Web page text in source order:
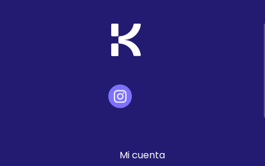
Mi cuenta